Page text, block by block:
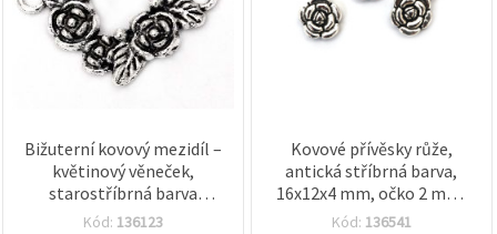
Bižuterní kovový mezidíl –
květinový věneček,
starostříbrná barva
(antik), 28×24×3 mm,
Kód: 136123
Kovové přívěsky růže,
antická stříbrná barva,
16x12x4 mm, očko 2 mm,
sada 5 ks
Kód: 136541